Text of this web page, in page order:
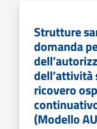
Strutture
domanda
dell’attività
ricovero
(Modello